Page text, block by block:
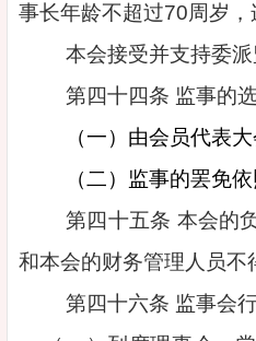
事长年龄不超过70周岁，
本会接受并支持委派
第四十四条 监事的
（一）由会员代表
（二）监事的罢免
第四十五条 本会的
和本会的财务管理人员不
第四十六条 监事会